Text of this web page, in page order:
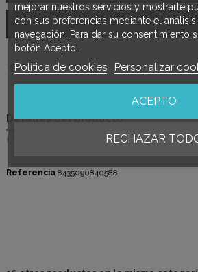
Detalles del producto
Opiniones
Referencia 8435090840588
mejorar nuestros servicios y mostrarle
con sus preferencias mediante el
navegación. Para dar su consentimiento
botón Acepto.
Política de cookies Personalizar
RECHAZAR
ACEPTO